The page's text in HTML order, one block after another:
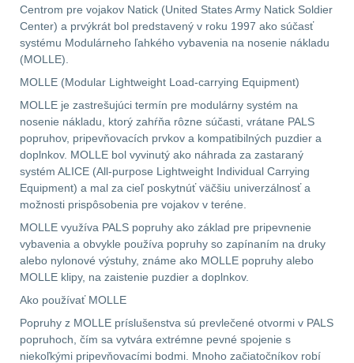
Ponča a pláštěnky11
Čepice, kukly, šátky24
Chrániče sluchu7
Nášivky74
Ostatní50
LIKVIDÁCIA SKLADU
(78)
Horolezectvo6
Karabíny
Laná 2
Centrom pre vojakov Natick (United States Army Natick Soldier
Center) a prvýkrát bol predstavený v roku 1997 ako súčasť
systému Modulárneho ľahkého vybavenia na nosenie nákladu
(MOLLE).
MOLLE (Modular Lightweight Load-carrying Equipment)
MOLLE je zastrešujúci termín pre modulárny systém na
nosenie nákladu, ktorý zahŕňa rôzne súčasti, vrátane PALS
popruhov, pripevňovacích prvkov a kompatibilných puzdier a
doplnkov. MOLLE bol vyvinutý ako náhrada za zastaraný
systém ALICE (All-purpose Lightweight Individual Carrying
Equipment) a mal za cieľ poskytnúť väčšiu univerzálnosť a
možnosti prispôsobenia pre vojakov v teréne.
MOLLE využíva PALS popruhy ako základ pre pripevnenie
vybavenia a obvykle používa popruhy so zapínaním na druky
alebo nylonové výstuhy, známe ako MOLLE popruhy alebo
MOLLE klipy, na zaistenie puzdier a doplnkov.
Ako používať MOLLE
Popruhy z MOLLE príslušenstva sú prevlečené otvormi v PALS
popruhoch, čím sa vytvára extrémne pevné spojenie s
niekoľkými pripevňovacími bodmi. Mnoho začiatočníkov robí